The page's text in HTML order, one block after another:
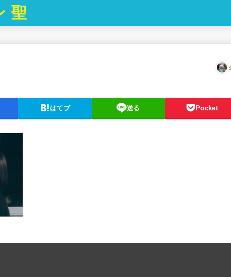
聖
はてブ 送る Pocket